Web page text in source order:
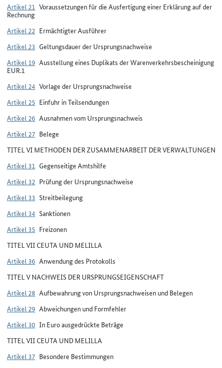
Artikel 21 Voraussetzungen für die Ausfertigung einer Erklärung auf der
Rechnung
Artikel 22 Ermächtigter Ausführer
Artikel 23 Geltungsdauer der Ursprungsnachweise
Artikel 19 Ausstellung eines Duplikats der Warenverkehrsbescheinigung
EUR.1
Artikel 24 Vorlage der Ursprungsnachweise
Artikel 25 Einfuhr in Teilsendungen
Artikel 26 Ausnahmen vom Ursprungsnachweis
Artikel 27 Belege
TITEL VI METHODEN DER ZUSAMMENARBEIT DER VERWALTUNGEN
Artikel 31 Gegenseitige Amtshilfe
Artikel 32 Prüfung der Ursprungsnachweise
Artikel 33 Streitbeilegung
Artikel 34 Sanktionen
Artikel 35 Freizonen
TITEL VII CEUTA UND MELILLA
Artikel 36 Anwendung des Protokolls
TITEL V NACHWEIS DER URSPRUNGSEIGENSCHAFT
Artikel 28 Aufbewahrung von Ursprungsnachweisen und Belegen
Artikel 29 Abweichungen und Formfehler
Artikel 30 In Euro ausgedrückte Beträge
TITEL VII CEUTA UND MELILLA
Artikel 37 Besondere Bestimmungen